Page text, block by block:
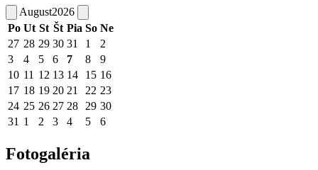
August2026
Po Ut St Št Pia So Ne
27 28 29 30 31 1
2
3
4 5 6 7 8
9
10 11 12 13 14 15 16
17 18 19 20 21 22 23
24 25 26 27 28 29 30
31 1 2 3 4 5 6
Fotogaléria